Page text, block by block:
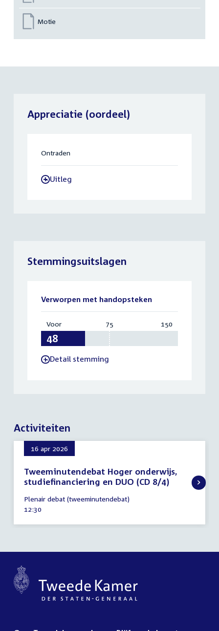
Motie
Appreciatie (oordeel)
Ontraden
-Uitleg
Stemmingsuitslagen
Verworpen met handopsteken
Voor:
75 150
-Detail stemming
Activiteiten
16 apr 2026
Tweeminutendebat Hoger onderwijs,
studiefinanciering en DUO (CD 8/4)
april
2026
Plenair debat (tweeminutendebat)
Tijd
12:30